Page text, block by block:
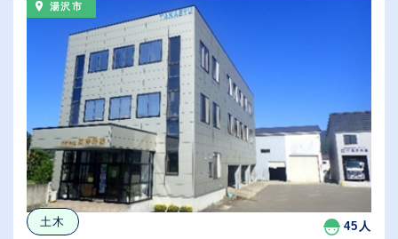
湯沢市
土木 45人